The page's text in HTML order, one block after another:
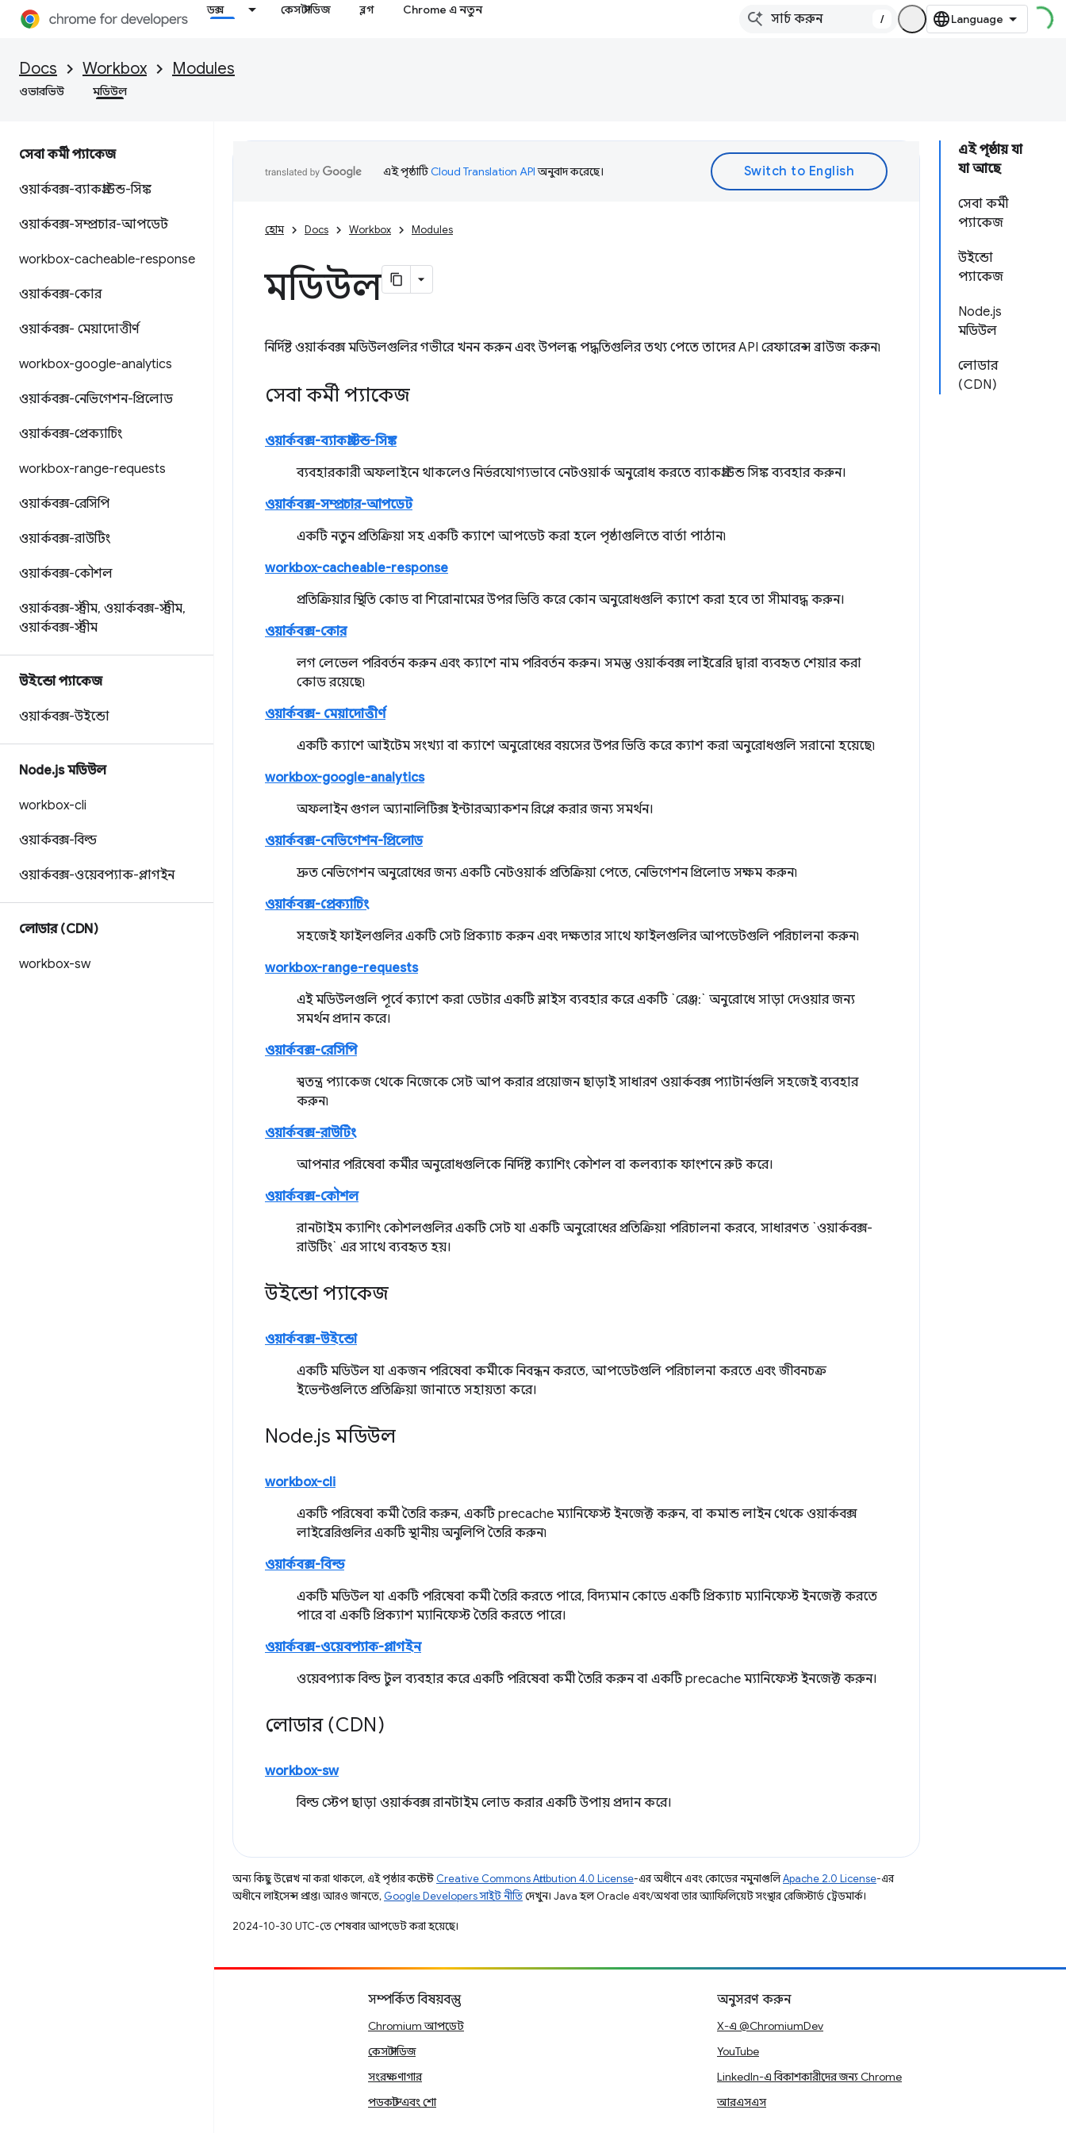
ডক্স কেস স্টাডিজ ব্লগ Chrome এ নতুন
/
Docs Workbox Modules
ওভারভিউ মডিউল
সেবা কর্মী প্যাকেজ
ওয়ার্কবক্স-ব্যাকগ্রাউন্ড-সিঙ্ক
ওয়ার্কবক্স-সম্প্রচার-আপডেট
workbox-cacheable-response
ওয়ার্কবক্স-কোর
ওয়ার্কবক্স- মেয়াদোত্তীর্ণ
workbox-google-analytics
ওয়ার্কবক্স-নেভিগেশন-প্রিলোড
ওয়ার্কবক্স-প্রেক্যাচিং
workbox-range-requests
ওয়ার্কবক্স-রেসিপি
ওয়ার্কবক্স-রাউটিং
ওয়ার্কবক্স-কৌশল
ওয়ার্কবক্স-স্ট্রীম, ওয়ার্কবক্স-স্ট্রীম,
ওয়ার্কবক্স-স্ট্রীম
উইন্ডো প্যাকেজ
ওয়ার্কবক্স-উইন্ডো
Node.js মডিউল
workbox-cli
ওয়ার্কবক্স-বিল্ড
ওয়ার্কবক্স-ওয়েবপ্যাক-প্লাগইন
লোডার (CDN)
workbox-sw
এই পৃষ্ঠায় যা
যা আছে
সেবা কর্মী
প্যাকেজ
উইন্ডো
প্যাকেজ
Node.js
মডিউল
লোডার
(CDN)
এই পৃষ্ঠাটিCloud Translation APIঅনুবাদ করেছে।
হোম Docs Workbox Modules
মডিউল
নির্দিষ্ট ওয়ার্কবক্স মডিউলগুলির গভীরে খনন করুন এবং উপলব্ধ পদ্ধতিগুলির তথ্য পেতে তাদের API রেফারেন্স ব্রাউজ করুন৷
সেবা কর্মী প্যাকেজ
ওয়ার্কবক্স-ব্যাকগ্রাউন্ড-সিঙ্ক
ব্যবহারকারী অফলাইনে থাকলেও নির্ভরযোগ্যভাবে নেটওয়ার্ক অনুরোধ করতে ব্যাকগ্রাউন্ড সিঙ্ক ব্যবহার করুন।
ওয়ার্কবক্স-সম্প্রচার-আপডেট
একটি নতুন প্রতিক্রিয়া সহ একটি ক্যাশে আপডেট করা হলে পৃষ্ঠাগুলিতে বার্তা পাঠান৷
workbox-cacheable-response
প্রতিক্রিয়ার স্থিতি কোড বা শিরোনামের উপর ভিত্তি করে কোন অনুরোধগুলি ক্যাশে করা হবে তা সীমাবদ্ধ করুন।
ওয়ার্কবক্স-কোর
লগ লেভেল পরিবর্তন করুন এবং ক্যাশে নাম পরিবর্তন করুন। সমস্ত ওয়ার্কবক্স লাইব্রেরি দ্বারা ব্যবহৃত শেয়ার করা
কোড রয়েছে৷
ওয়ার্কবক্স- মেয়াদোত্তীর্ণ
একটি ক্যাশে আইটেম সংখ্যা বা ক্যাশে অনুরোধের বয়সের উপর ভিত্তি করে ক্যাশ করা অনুরোধগুলি সরানো হয়েছে৷
workbox-google-analytics
অফলাইন গুগল অ্যানালিটিক্স ইন্টারঅ্যাকশন রিপ্লে করার জন্য সমর্থন।
ওয়ার্কবক্স-নেভিগেশন-প্রিলোড
দ্রুত নেভিগেশন অনুরোধের জন্য একটি নেটওয়ার্ক প্রতিক্রিয়া পেতে, নেভিগেশন প্রিলোড সক্ষম করুন৷
ওয়ার্কবক্স-প্রেক্যাচিং
সহজেই ফাইলগুলির একটি সেট প্রিক্যাচ করুন এবং দক্ষতার সাথে ফাইলগুলির আপডেটগুলি পরিচালনা করুন৷
workbox-range-requests
এই মডিউলগুলি পূর্বে ক্যাশে করা ডেটার একটি স্লাইস ব্যবহার করে একটি `রেঞ্জ:` অনুরোধে সাড়া দেওয়ার জন্য
সমর্থন প্রদান করে।
ওয়ার্কবক্স-রেসিপি
স্বতন্ত্র প্যাকেজ থেকে নিজেকে সেট আপ করার প্রয়োজন ছাড়াই সাধারণ ওয়ার্কবক্স প্যাটার্নগুলি সহজেই ব্যবহার
করুন৷
ওয়ার্কবক্স-রাউটিং
আপনার পরিষেবা কর্মীর অনুরোধগুলিকে নির্দিষ্ট ক্যাশিং কৌশল বা কলব্যাক ফাংশনে রুট করে।
ওয়ার্কবক্স-কৌশল
রানটাইম ক্যাশিং কৌশলগুলির একটি সেট যা একটি অনুরোধের প্রতিক্রিয়া পরিচালনা করবে, সাধারণত `ওয়ার্কবক্স-
রাউটিং` এর সাথে ব্যবহৃত হয়।
উইন্ডো প্যাকেজ
ওয়ার্কবক্স-উইন্ডো
একটি মডিউল যা একজন পরিষেবা কর্মীকে নিবন্ধন করতে, আপডেটগুলি পরিচালনা করতে এবং জীবনচক্র
ইভেন্টগুলিতে প্রতিক্রিয়া জানাতে সহায়তা করে।
Node.js মডিউল
workbox-cli
একটি পরিষেবা কর্মী তৈরি করুন, একটি precache ম্যানিফেস্ট ইনজেক্ট করুন, বা কমান্ড লাইন থেকে ওয়ার্কবক্স
লাইব্রেরিগুলির একটি স্থানীয় অনুলিপি তৈরি করুন৷
ওয়ার্কবক্স-বিল্ড
একটি মডিউল যা একটি পরিষেবা কর্মী তৈরি করতে পারে, বিদ্যমান কোডে একটি প্রিক্যাচ ম্যানিফেস্ট ইনজেক্ট করতে
পারে বা একটি প্রিক্যাশ ম্যানিফেস্ট তৈরি করতে পারে।
ওয়ার্কবক্স-ওয়েবপ্যাক-প্লাগইন
ওয়েবপ্যাক বিল্ড টুল ব্যবহার করে একটি পরিষেবা কর্মী তৈরি করুন বা একটি precache ম্যানিফেস্ট ইনজেক্ট করুন।
লোডার (CDN)
workbox-sw
বিল্ড স্টেপ ছাড়া ওয়ার্কবক্স রানটাইম লোড করার একটি উপায় প্রদান করে।
অন্য কিছু উল্লেখ না করা থাকলে, এই পৃষ্ঠার কন্টেন্ট Creative Commons Attribution 4.0 License-এর অধীনে এবং কোডের নমুনাগুলিApache 2.0 License-এর
অধীনে লাইসেন্স প্রাপ্ত। আরও জানতে, Google Developers সাইট নীতিদেখুন। Java হল Oracle এবং/অথবা তার অ্যাফিলিয়েট সংস্থার রেজিস্টার্ড ট্রেডমার্ক।
2024-10-30 UTC-তে শেষবার আপডেট করা হয়েছে।
সম্পর্কিত বিষয়বস্তু
Chromium আপডেট
কেস স্টাডিজ
সংরক্ষণাগার
পডকাস্ট এবং শো
অনুসরণ করুন
X-এ @ChromiumDev
YouTube
LinkedIn-এ বিকাশকারীদের জন্য Chrome
আরএসএস